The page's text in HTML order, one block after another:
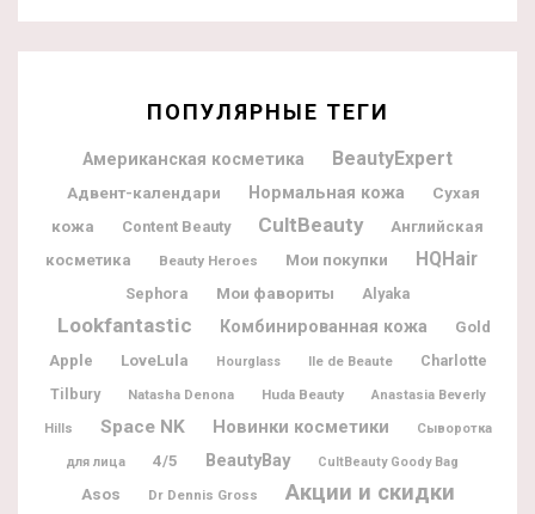
ПОПУЛЯРНЫЕ ТЕГИ
Американская косметика BeautyExpert
Адвент-календари Нормальная кожа
Сухая
кожа
Content Beauty CultBeauty
Английская
косметика
Beauty Heroes Мои покупки HQHair
Sephora Мои фавориты Alyaka
Lookfantastic Комбинированная кожа
Gold
Apple
LoveLula Hourglass Ile de Beaute
Charlotte
Tilbury
Natasha Denona Huda Beauty Anastasia Beverly
Hills Space NK Новинки косметики Сыворотка
для лица 4/5 BeautyBay CultBeauty Goody Bag
Asos Dr Dennis Gross Акции и скидки